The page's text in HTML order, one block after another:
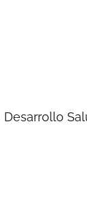
Desarrollo